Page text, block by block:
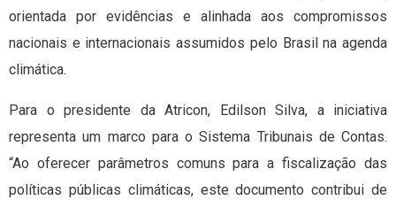
orientada por evidências e alinhada aos compromissos
nacionais e internacionais assumidos pelo Brasil na agenda
climática.
Para o presidente da Atricon, Edilson Silva, a iniciativa
representa um marco para o Sistema Tribunais de Contas.
“Ao oferecer parâmetros comuns para a fiscalização das
políticas públicas climáticas, este documento contribui de